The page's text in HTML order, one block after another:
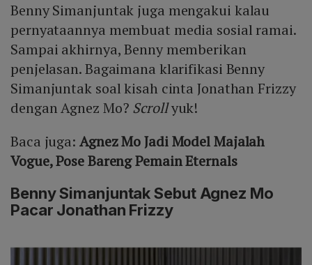
Benny Simanjuntak juga mengakui kalau
pernyataannya membuat media sosial ramai.
Sampai akhirnya, Benny memberikan
penjelasan. Bagaimana klarifikasi Benny
Simanjuntak soal kisah cinta Jonathan Frizzy
dengan Agnez Mo? Scrollyuk!
Baca juga: Agnez Mo Jadi Model Majalah
Vogue, Pose Bareng Pemain Eternals
Benny Simanjuntak Sebut Agnez Mo
Pacar Jonathan Frizzy